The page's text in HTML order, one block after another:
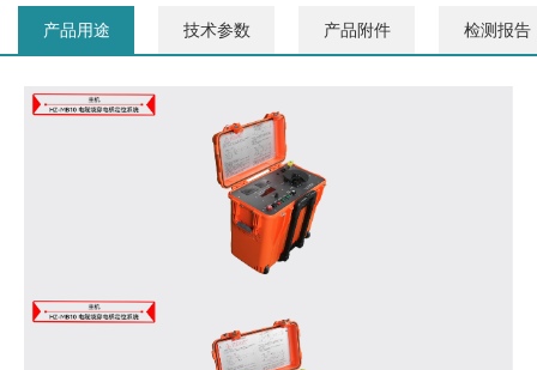
产品用途 技术参数 产品附件 检测报告